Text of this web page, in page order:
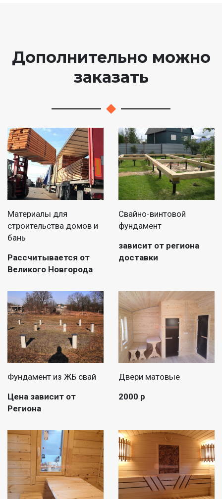
Дополнительно можно
заказать
Материалы для
строительства домов и
бань
Рассчитывается от
Великого Новгорода
Свайно-винтовой
фундамент
зависит от региона
доставки
Фундамент из ЖБ свай
Цена зависит от
Региона
Двери матовые
2000 р